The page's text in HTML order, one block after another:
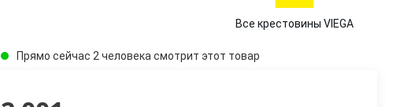
Все крестовины VIEGA
Прямо сейчас 2 человека смотрит этот товар